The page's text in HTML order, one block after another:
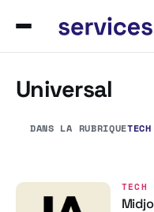
Universal
DANS LA RUBRIQUETECH
TECH